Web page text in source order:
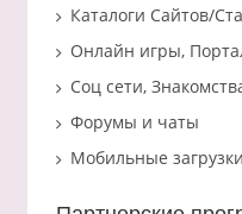
Каталоги Сайтов/
Онлайн игры,
Соц сети,
Форумы и чаты
Мобильные загрузки